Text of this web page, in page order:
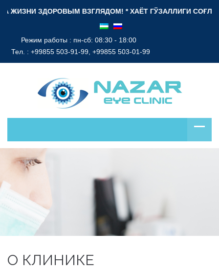
ЗДОРОВЫМ ВЗГЛЯДОМ! * ХАЁТ ГЎЗАЛЛИГИ СОҒЛОМ НИГОҲ
Режим работы : пн-сб: 08:30 - 18:00
Тел. : +99855 503-91-99, +99855 503-01-99
О КЛИНИКЕ